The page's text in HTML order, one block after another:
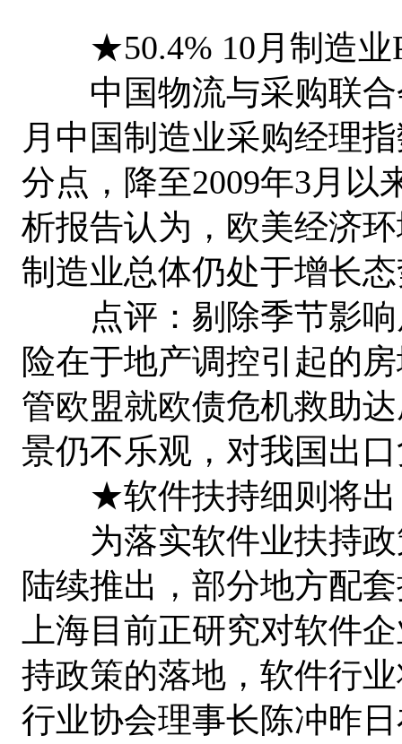
★50.4% 10月制造业
中国物流与采购联合
月中国制造业采购经理
分点，降至2009年3月以
析报告认为，欧美经济
制造业总体仍处于增长
点评：剔除季节影响
险在于地产调控引起的
管欧盟就欧债危机救助
景仍不乐观，对我国出
★软件扶持细则将出
为落实软件业扶持政
陆续推出，部分地方配
上海目前正研究对软件
持政策的落地，软件行
行业协会理事长陈冲昨